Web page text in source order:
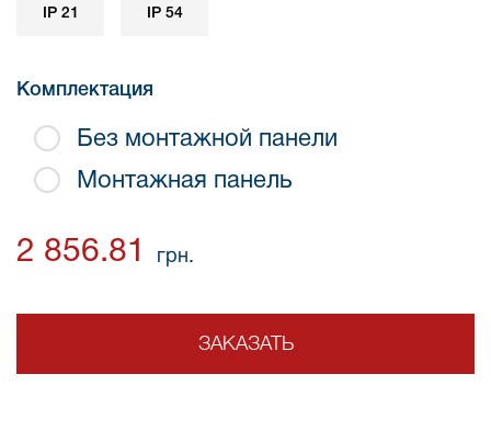
IP 21 IP 54
Комплектация
Без монтажной панели
Монтажная панель
2 856.81 грн.
ЗАКАЗАТЬ